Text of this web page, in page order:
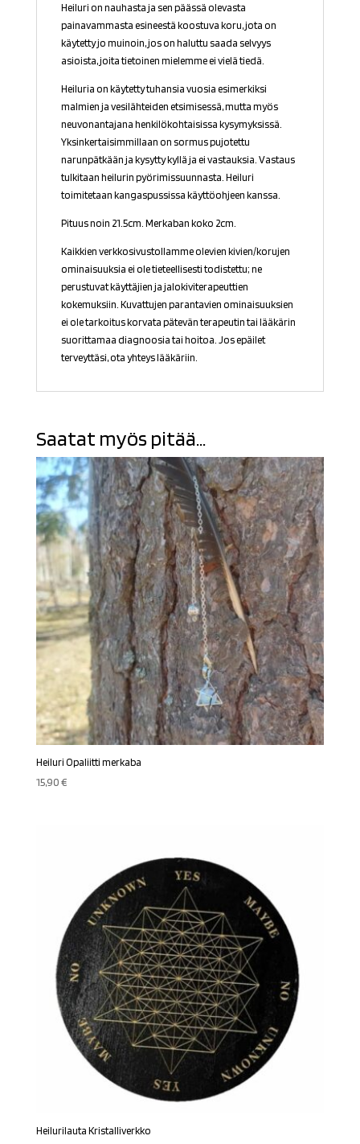
Heiluri on nauhasta ja sen päässä olevasta
painavammasta esineestä koostuva koru, jota on
käytetty jo muinoin, jos on haluttu saada selvyys
asioista, joita tietoinen mielemme ei vielä tiedä.
Heiluria on käytetty tuhansia vuosia esimerkiksi
malmien ja vesilähteiden etsimisessä, mutta myös
neuvonantajana henkilökohtaisissa kysymyksissä.
Yksinkertaisimmillaan on sormus pujotettu
narunpätkään ja kysytty kyllä ja ei vastauksia. Vastaus
tulkitaan heilurin pyörimissuunnasta. Heiluri
toimitetaan kangaspussissa käyttöohjeen kanssa.
Pituus noin 21.5cm. Merkaban koko 2cm.
Kaikkien verkkosivustollamme olevien kivien/korujen
ominaisuuksia ei ole tieteellisesti todistettu; ne
perustuvat käyttäjien ja jalokiviterapeuttien
kokemuksiin. Kuvattujen parantavien ominaisuuksien
ei ole tarkoitus korvata pätevän terapeutin tai lääkärin
suorittamaa diagnoosia tai hoitoa. Jos epäilet
terveyttäsi, ota yhteys lääkäriin.
Saatat myös pitää...
Heiluri Opaliitti merkaba
15,90€
Heilurilauta Kristalliverkko